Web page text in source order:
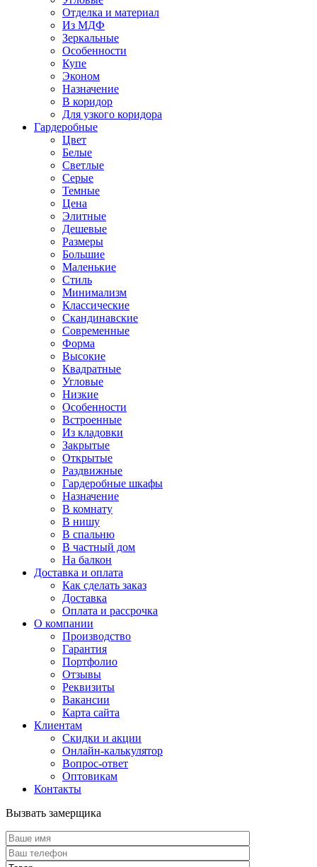
Отделка и материал
Из МДФ
Зеркальные
Особенности
Купе
Эконом
Назначение
В коридор
Для узкого коридора
Гардеробные
Цвет
Белые
Светлые
Серые
Темные
Цена
Элитные
Дешевые
Размеры
Большие
Маленькие
Стиль
Минимализм
Классические
Скандинавские
Современные
Форма
Высокие
Квадратные
Угловые
Низкие
Особенности
Встроенные
Из кладовки
Закрытые
Открытые
Раздвижные
Гардеробные шкафы
Назначение
В комнату
В нишу
В спальню
В частный дом
На балкон
Доставка и оплата
Как сделать заказ
Доставка
Оплата и рассрочка
О компании
Производство
Гарантия
Портфолио
Отзывы
Реквизиты
Вакансии
Карта сайта
Клиентам
Скидки и акции
Онлайн-калькулятор
Вопрос-ответ
Оптовикам
Контакты
Вызвать замерщика